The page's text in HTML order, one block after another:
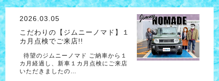
2026.03.05
こだわりの【ジムニーノマド】１
カ月点検でご来店!!
待望のジムニーノマド ご納車から１
カ月経過し、新車１カ月点検にご来店
いただきましたの…